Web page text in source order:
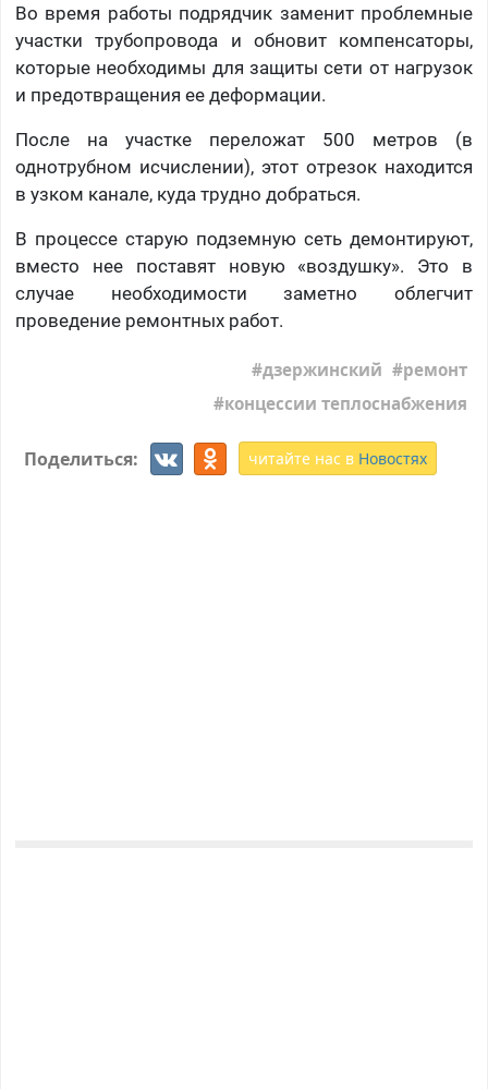
Во время работы подрядчик заменит проблемные
участки трубопровода и обновит компенсаторы,
которые необходимы для защиты сети от нагрузок
и предотвращения ее деформации.
После на участке переложат 500 метров (в
однотрубном исчислении), этот отрезок находится
в узком канале, куда трудно добраться.
В процессе старую подземную сеть демонтируют,
вместо нее поставят новую «воздушку». Это в
случае необходимости заметно облегчит
проведение ремонтных работ.
дзержинский
ремонт
концессии теплоснабжения
Поделиться: читайте нас в Новостях